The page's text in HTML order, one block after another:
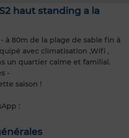
haut standing a la
à 80m de la plage de sable fin à
avec climatisation ,Wifi ,
un quartier calme et familial.
-
saison !
: